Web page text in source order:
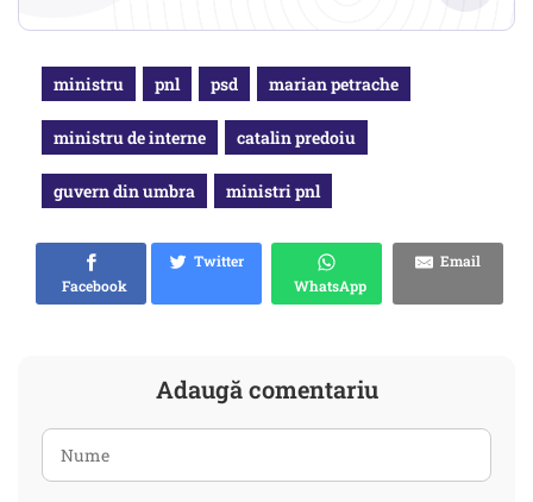
ministru pnl psd marian petrache
ministru de interne catalin predoiu
guvern din umbra ministri pnl
Facebook
Twitter
WhatsApp
Email
Adaugă comentariu